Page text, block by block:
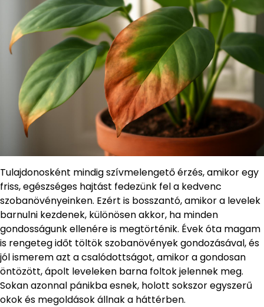
Tulajdonosként mindig szívmelengető érzés, amikor egy
friss, egészséges hajtást fedezünk fel a kedvenc
szobanövényeinken. Ezért is bosszantó, amikor a levelek
barnulni kezdenek, különösen akkor, ha minden
gondosságunk ellenére is megtörténik. Évek óta magam
is rengeteg időt töltök szobanövények gondozásával, és
jól ismerem azt a csalódottságot, amikor a gondosan
öntözött, ápolt leveleken barna foltok jelennek meg.
Sokan azonnal pánikba esnek, holott sokszor egyszerű
okok és megoldások állnak a háttérben.